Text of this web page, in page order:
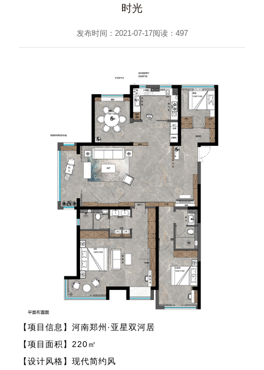
时光
发布时间：2021-07-17阅读： 497
【项目信息】河南郑州·亚星双河居
【项目面积】220㎡
【设计风格】现代简约风